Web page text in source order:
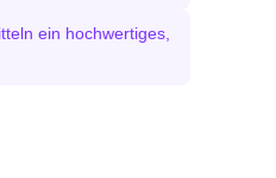
ein hochwertiges,